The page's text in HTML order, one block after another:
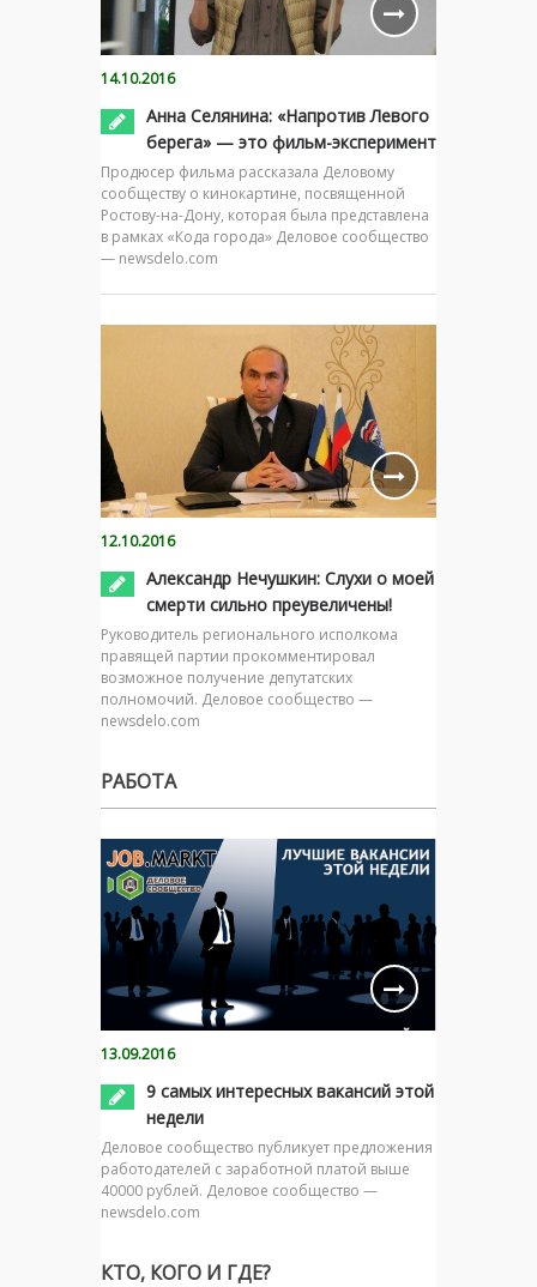
14.10.2016
Анна Селянина: «Напротив Левого
берега» — это фильм-эксперимент
Продюсер фильма рассказала Деловому
сообществу о кинокартине, посвященной
Ростову-на-Дону, которая была представлена
в рамках «Кода города» Деловое сообщество
— newsdelo.com
12.10.2016
Александр Нечушкин: Слухи о моей
смерти сильно преувеличены!
Руководитель регионального исполкома
правящей партии прокомментировал
возможное получение депутатских
полномочий. Деловое сообщество —
newsdelo.com
РАБОТА
13.09.2016
9 самых интересных вакансий этой
недели
Деловое сообщество публикует предложения
работодателей с заработной платой выше
40000 рублей. Деловое сообщество —
newsdelo.com
КТО, КОГО И ГДЕ?